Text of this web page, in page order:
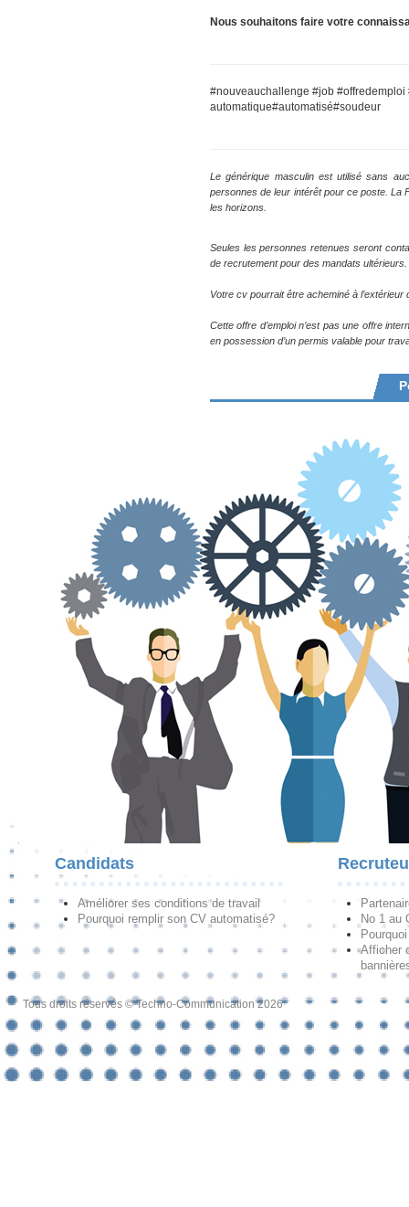
Nous souhaitons faire votre
#nouveauchallenge #job
automatique#automatisé#soudeur
Le générique masculin est utilisé sans
personnes de leur intérêt pour ce poste. La
les horizons.
Seules les personnes retenues seront
de recrutement pour des mandats ultérieurs.
Votre cv pourrait être acheminé à l’extérieur
Cette offre d’emploi n’est pas une offre
en possession d’un permis valable pour
Candidats
Améliorer ses conditions de travail
Pourquoi remplir son CV automatisé?
No 1 au
Afficher
Tous droits réservés © Techno-Communication 2026